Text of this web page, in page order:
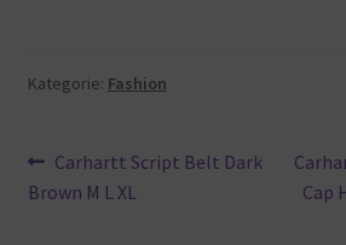
Kategorie: Fashion
Beitragsnavigation
Vorheriger
Beitrag:
Carhartt Script Belt Dark
Brown M L XL
Cap